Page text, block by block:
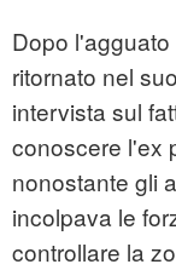
Dopo
ritornato nel
intervista sul
conoscere l'ex
nonostante gli
incolpava le
controllare la